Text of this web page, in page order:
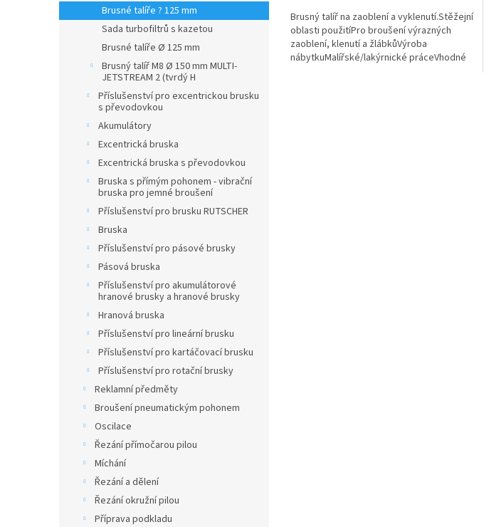
Brusné talíře ? 125 mm
Sada turbofiltrů s kazetou
Brusné talíře Ø 125 mm
Brusný talíř M8 Ø 150 mm MULTI-
JETSTREAM 2 (tvrdý H
Příslušenství pro excentrickou brusku
s převodovkou
Akumulátory
Excentrická bruska
Excentrická bruska s převodovkou
Bruska s přímým pohonem - vibrační
bruska pro jemné broušení
Příslušenství pro brusku RUTSCHER
Bruska
Příslušenství pro pásové brusky
Pásová bruska
Příslušenství pro akumulátorové
hranové brusky a hranové brusky
Hranová bruska
Příslušenství pro lineární brusku
Příslušenství pro kartáčovací brusku
Příslušenství pro rotační brusky
Reklamní předměty
Broušení pneumatickým pohonem
Oscilace
Řezání přímočarou pilou
Míchání
Řezání a dělení
Řezání okružní pilou
Příprava podkladu
Brusný talíř na zaoblení a vyklenutí.Stěžejní
oblasti použitíPro broušení výrazných
zaoblení, klenutí a žlábkůVýroba
nábytkuMalířské/lakýrnické práceVhodné